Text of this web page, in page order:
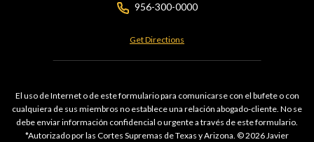
956-300-0000
Get Directions
El uso de Internet o de este formulario para comunicarse con el bufete o con
cualquiera de sus miembros no establece una relación abogado-cliente. No se
debe enviar información confidencial o urgente a través de este formulario.
*Autorizado por las Cortes Supremas de Texas y Arizona. © 2026 Javier